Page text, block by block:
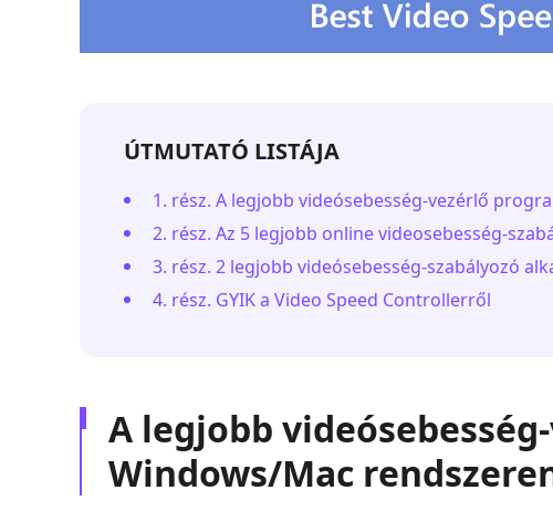
ÚTMUTATÓ LISTÁJA
1. rész. A legjobb videósebesség-vezérlő
2. rész. Az 5 legjobb online videosebesség-
3. rész. 2 legjobb videósebesség-szabályozó
4. rész. GYIK a Video Speed Controllerről
A legjobb
Windows/Mac